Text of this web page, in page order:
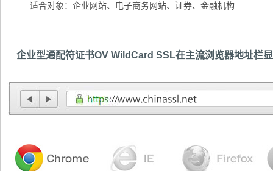
适合对象：企业网站、电子商务网站、证券、金融机构
企业型通配符证书OV WildCard SSL在主流浏览器地址栏